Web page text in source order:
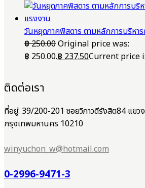
วันหยุดภาคพิสดาร ตามหลักการบริหา
฿250.00Original price was:
฿ 250.00.฿ 237.50Current price
ติดต่อเรา
ที่อยู่: 39/200-201 ซอยวิภาวดีรังสิต84 แข
กรุงเทพมหานคร 10210
winyuchon_w@hotmail.com
0-2996-9471-3